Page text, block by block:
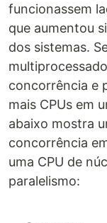
funcionassem
que aumentou
dos sistemas.
concorrência e
mais CPUs em
abaixo mostra
concorrência
uma CPU de
paralelismo: